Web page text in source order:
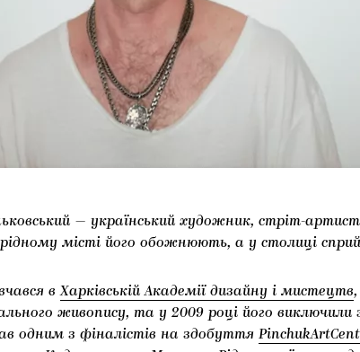
— український художник, стріт-
місті його обожнюють, а у столиці
вХарківській Академії дизайну і мистецтв
живопису, та у 2009 році його
одним з фіналістів на здобуття